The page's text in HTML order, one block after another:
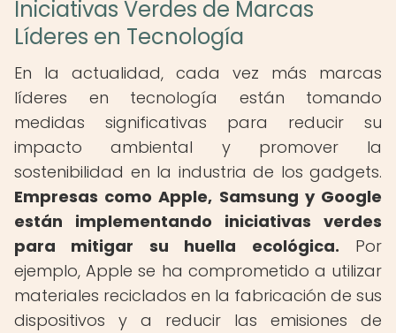
Iniciativas Verdes de Marcas
Líderes en Tecnología
En la actualidad, cada vez más marcas
líderes en tecnología están tomando
medidas significativas para reducir su
impacto ambiental y promover la
sostenibilidad en la industria de los gadgets.
Empresas como Apple, Samsung y Google
están implementando iniciativas verdes
para mitigar su huella ecológica. Por
ejemplo, Apple se ha comprometido a utilizar
materiales reciclados en la fabricación de sus
dispositivos y a reducir las emisiones de